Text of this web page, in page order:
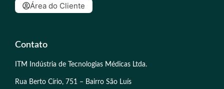
Área do Cliente
Contato
ITM Indústria de Tecnologias Médicas Ltda.
Rua Berto Círio, 751 – Bairro São Luís